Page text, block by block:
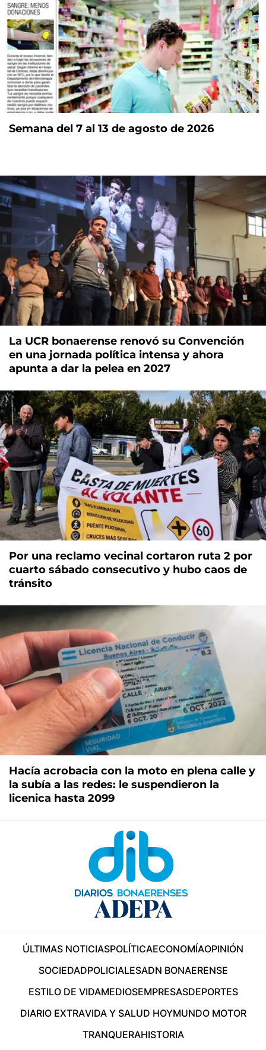
Semana del 7 al 13 de agosto de 2026
La UCR bonaerense renovó su Convención
en una jornada política intensa y ahora
apunta a dar la pelea en 2027
Por una reclamo vecinal cortaron ruta 2 por
cuarto sábado consecutivo y hubo caos de
tránsito
Hacía acrobacia con la moto en plena calle y
la subía a las redes: le suspendieron la
licenica hasta 2099
ÚLTIMAS NOTICIASPOLÍTICAECONOMÍAOPINIÓN
SOCIEDADPOLICIALESADN BONAERENSE
ESTILO DE VIDAMEDIOSEMPRESASDEPORTES
DIARIO EXTRAVIDA Y SALUD HOYMUNDO MOTOR
TRANQUERAHISTORIA